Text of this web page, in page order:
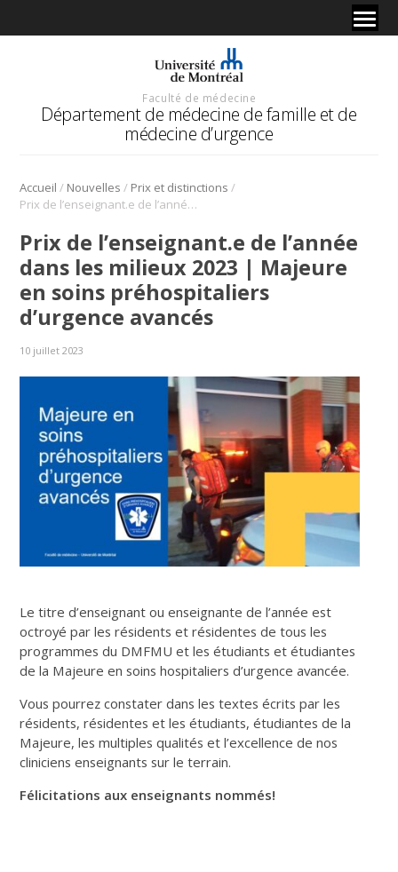
Faculté de médecine
Département de médecine de famille et de
médecine d’urgence
Accueil / Nouvelles / Prix et distinctions /
Prix de l’enseignant.e de l’année dans les milieux 2023 | Majeure en soins préhospitaliers d’urgence avancés
Prix de l’enseignant.e de l’année
dans les milieux 2023 | Majeure
en soins préhospitaliers
d’urgence avancés
10 juillet 2023
Le titre d’enseignant ou enseignante de l’année est
octroyé par les résidents et résidentes de tous les
programmes du DMFMU et les étudiants et étudiantes
de la Majeure en soins hospitaliers d’urgence avancée.
Vous pourrez constater dans les textes écrits par les
résidents, résidentes et les étudiants, étudiantes de la
Majeure, les multiples qualités et l’excellence de nos
cliniciens enseignants sur le terrain.
Félicitations aux enseignants nommés!